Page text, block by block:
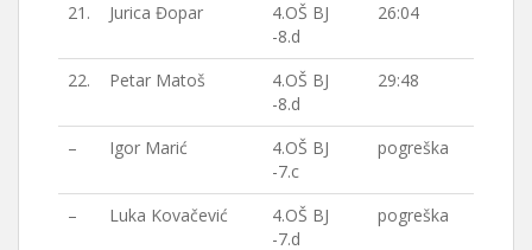
21. Jurica Đopar
4.OŠ BJ
-8.d
26:04
22. Petar Matoš
4.OŠ BJ
-8.d
29:48
– Igor Marić
4.OŠ BJ
-7.c
pogreška
– Luka Kovačević
4.OŠ BJ
-7.d
pogreška